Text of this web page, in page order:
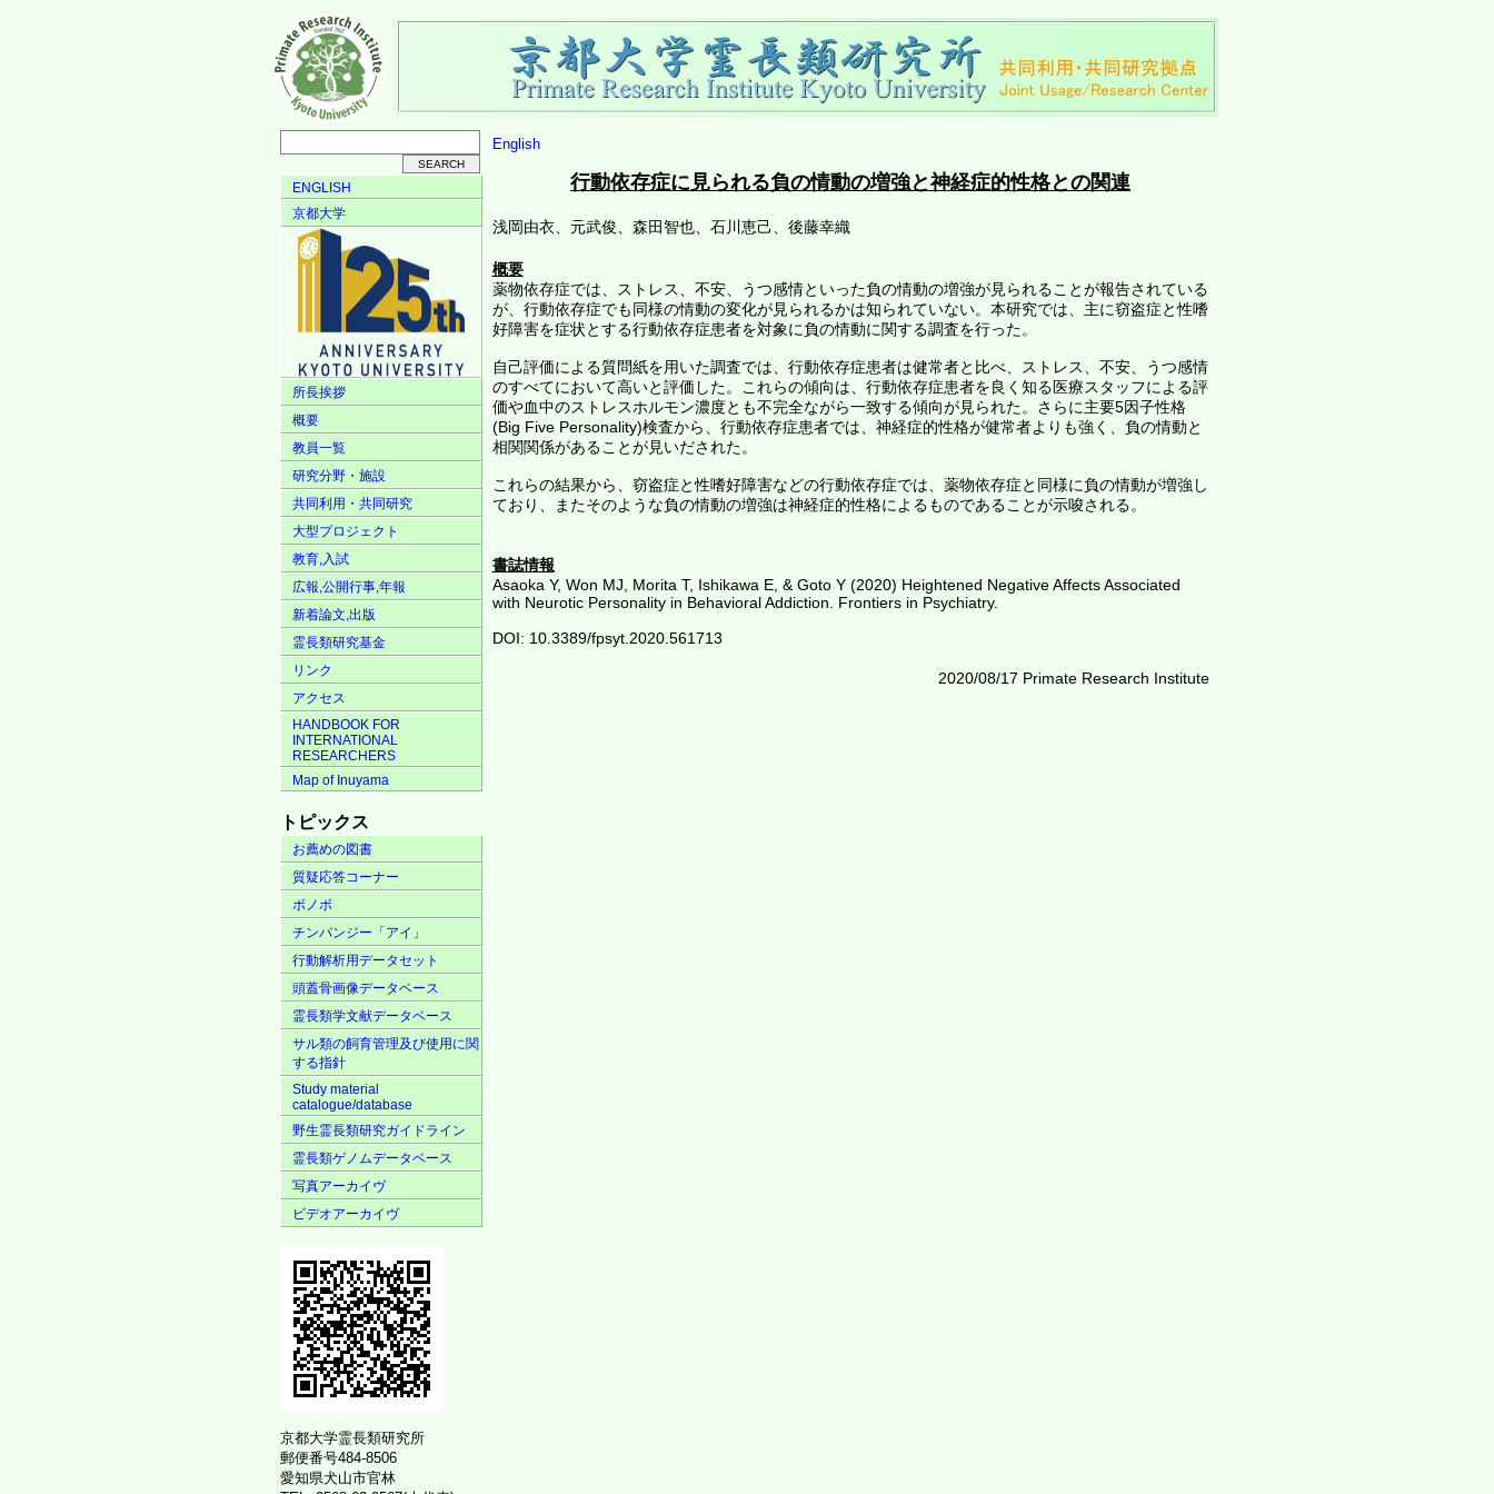
ENGLISH
京都大学
所長挨拶
概要
教員一覧
研究分野・施設
共同利用・共同研究
大型プロジェクト
教育,入試
広報,公開行事,年報
新着論文,出版
霊長類研究基金
リンク
アクセス
HANDBOOK FOR
INTERNATIONAL
RESEARCHERS
Map of Inuyama
トピックス
お薦めの図書
質疑応答コーナー
ボノボ
チンパンジー「アイ」
行動解析用データセット
頭蓋骨画像データベース
霊長類学文献データベース
サル類の飼育管理及び使用に関
する指針
Study material
catalogue/database
野生霊長類研究ガイドライン
霊長類ゲノムデータベース
写真アーカイヴ
ビデオアーカイヴ
京都大学霊長類研究所
郵便番号484-8506
愛知県犬山市官林
English
行動依存症に見られる負の情動の増強と神経症的性格との関連
浅岡由衣、元武俊、森田智也、石川恵己、後藤幸織
概要
薬物依存症では、ストレス、不安、うつ感情といった負の情動の増強が見られることが報告されている
が、行動依存症でも同様の情動の変化が見られるかは知られていない。本研究では、主に窃盗症と性嗜
好障害を症状とする行動依存症患者を対象に負の情動に関する調査を行った。
自己評価による質問紙を用いた調査では、行動依存症患者は健常者と比べ、ストレス、不安、うつ感情
のすべてにおいて高いと評価した。これらの傾向は、行動依存症患者を良く知る医療スタッフによる評
価や血中のストレスホルモン濃度とも不完全ながら一致する傾向が見られた。さらに主要5因子性格
(Big Five Personality)検査から、行動依存症患者では、神経症的性格が健常者よりも強く、負の情動と
相関関係があることが見いだされた。
これらの結果から、窃盗症と性嗜好障害などの行動依存症では、薬物依存症と同様に負の情動が増強し
ており、またそのような負の情動の増強は神経症的性格によるものであることが示唆される。
書誌情報
Asaoka Y, Won MJ, Morita T, Ishikawa E, & Goto Y (2020) Heightened Negative Affects Associated
with Neurotic Personality in Behavioral Addiction. Frontiers in Psychiatry.
DOI: 10.3389/fpsyt.2020.561713
2020/08/17 Primate Research Institute